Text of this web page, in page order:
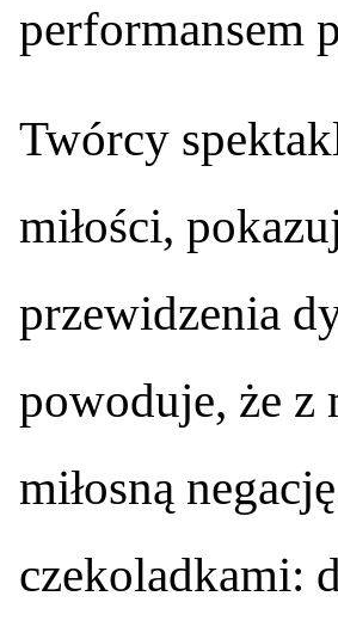
performansem
Twórcy
miłości,
przewidzenia
powoduje, że z
miłosną
czekoladkami: